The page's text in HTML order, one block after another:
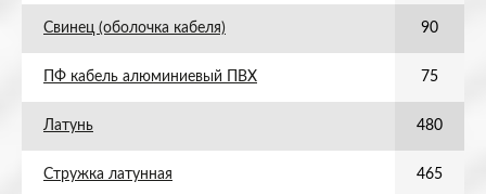
Свинец (оболочка кабеля) 90
ПФ кабель алюминиевый ПВХ 75
Латунь 480
Стружка латунная 465